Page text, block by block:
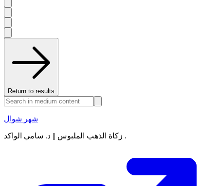
Return to results
شهر شوال
زكاة الذهب الملبوس || د. سامي الواكد .